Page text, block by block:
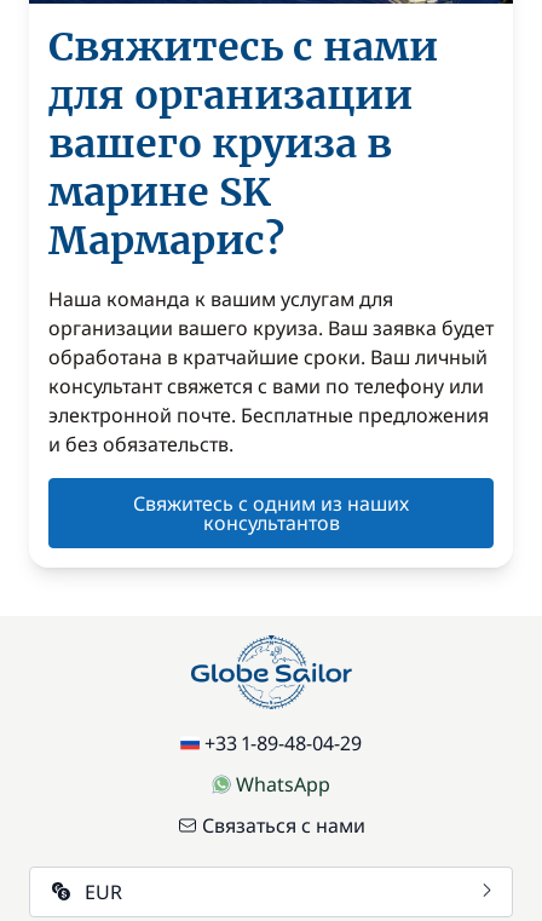
Свяжитесь с нами
для организации
вашего круиза в
марине SK
Мармарис?
Наша команда к вашим услугам для
организации вашего круиза. Ваш заявка будет
обработана в кратчайшие сроки. Ваш личный
консультант свяжется с вами по телефону или
электронной почте. Бесплатные предложения
и без обязательств.
Свяжитесь с одним из наших
консультантов
+33 1-89-48-04-29
WhatsApp
Связаться с нами
EUR